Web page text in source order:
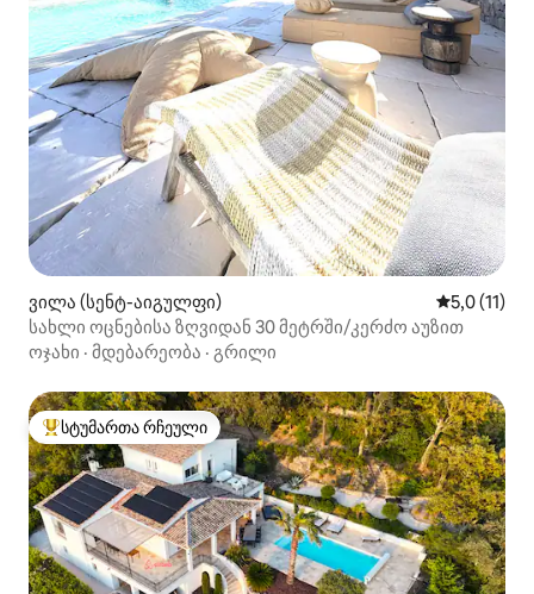
ვილა (სენტ-აიგულფი) საშუალო
5,0 (11)
სახლი ოცნებისა ზღვიდან 30 მეტრში/კერძო აუზით
ოჯახი · მდებარეობა · გრილი
სტუმართა რჩეული მოწინავე ვარიანტი
სტუმართა რჩეული